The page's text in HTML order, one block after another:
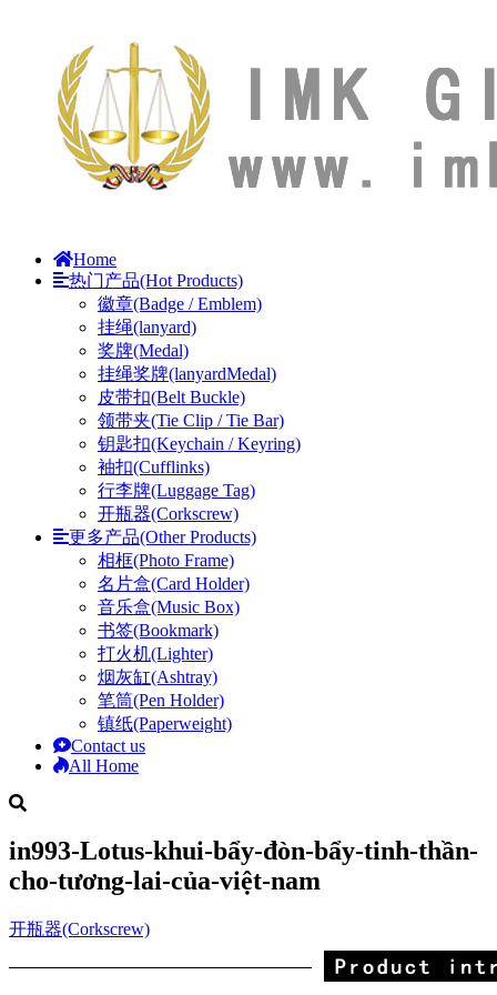
Home
热门产品(Hot Products)
徽章(Badge / Emblem)
挂绳(lanyard)
奖牌(Medal)
挂绳奖牌(lanyardMedal)
皮带扣(Belt Buckle)
领带夹(Tie Clip / Tie Bar)
钥匙扣(Keychain / Keyring)
袖扣(Cufflinks)
行李牌(Luggage Tag)
开瓶器(Corkscrew)
更多产品(Other Products)
相框(Photo Frame)
名片盒(Card Holder)
音乐盒(Music Box)
书签(Bookmark)
打火机(Lighter)
烟灰缸(Ashtray)
笔筒(Pen Holder)
镇纸(Paperweight)
Contact us
All Home
in993-Lotus-khui-bẩy-đòn-bẩy-tinh-thần-
cho-tương-lai-của-việt-nam
开瓶器(Corkscrew)